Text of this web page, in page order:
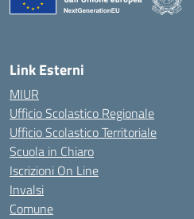
Link Esterni
MIUR
Ufficio Scolastico Regionale
Ufficio Scolastico Territoriale
Scuola in Chiaro
Iscrizioni On Line
Invalsi
Comune